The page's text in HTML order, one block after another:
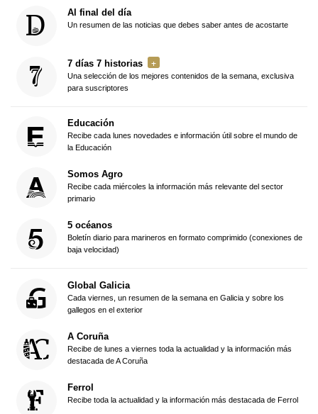
Al final del día
Un resumen de las noticias que debes saber antes de acostarte
7 días 7 historias
Una selección de los mejores contenidos de la semana, exclusiva
para suscriptores
Educación
Recibe cada lunes novedades e información útil sobre el mundo de
la Educación
Somos Agro
Recibe cada miércoles la información más relevante del sector
primario
5 océanos
Boletín diario para marineros en formato comprimido (conexiones de
baja velocidad)
Global Galicia
Cada viernes, un resumen de la semana en Galicia y sobre los
gallegos en el exterior
A Coruña
Recibe de lunes a viernes toda la actualidad y la información más
destacada de A Coruña
Ferrol
Recibe toda la actualidad y la información más destacada de Ferrol